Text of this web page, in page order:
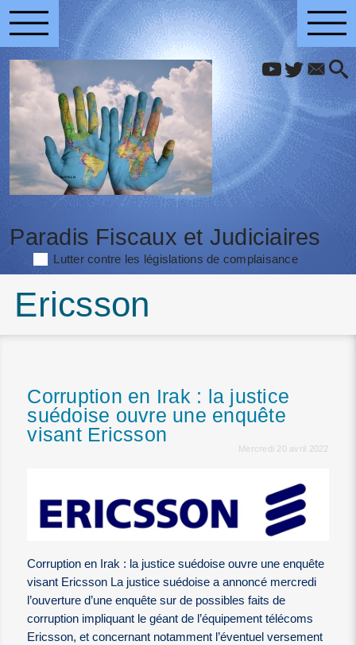
Paradis Fiscaux et Judiciaires
Lutter contre les législations de complaisance
Ericsson
Corruption en Irak : la justice
suédoise ouvre une enquête
visant Ericsson
Mercredi 20 avril 2022
Corruption en Irak : la justice suédoise ouvre une enquête
visant Ericsson La justice suédoise a annoncé mercredi
l’ouverture d’une enquête sur de possibles faits de
corruption impliquant le géant de l’équipement télécoms
Ericsson, et concernant notamment l’éventuel versement